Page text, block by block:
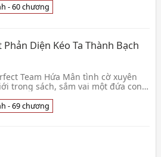
ra và cô gái đang học lớp 11
chuyển đ
- 60 chương
Phản Diện Kéo Ta Thành Bạch
Team Hứa Mân tình cờ xuyên
trong sách, sắm vai một đứa con
- 69 chương